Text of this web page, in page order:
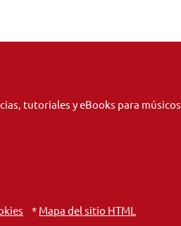
tutoriales y eBooks para músicos
* Mapa del sitio HTML